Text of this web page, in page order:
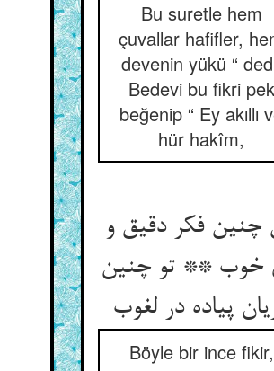
Bu suretle hem
çuvallar hafifler,
devenin yükü “
Bedevi bu fikri pek
beğenip “ Ey akıllı
hür hakîm,
چنین فکر دقیق و
خوب ** تو چنین
پیاده در لغوب‏
Böyle bir ince fikir,